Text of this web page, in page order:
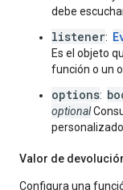
debe
listener:
Es el objeto
función o un
options:
optional
Valor de
Configura una